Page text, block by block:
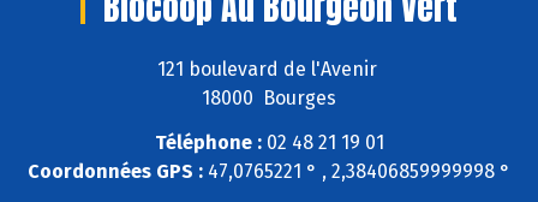
121 boulevard de l'Avenir
18000 Bourges
Téléphone :02 48 21 19 01
Coordonnées GPS : 47,0765221 ° , 2,38406859999998 °